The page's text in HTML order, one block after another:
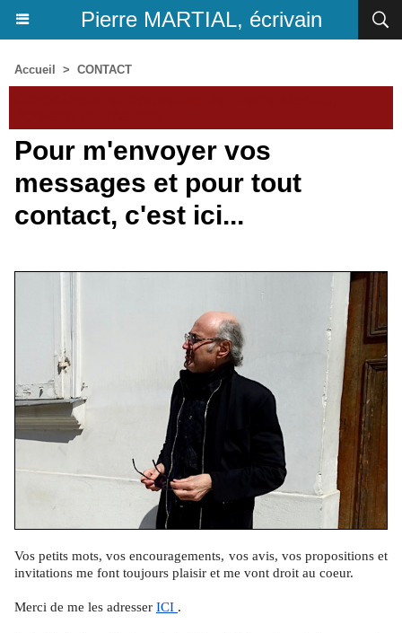
Pierre MARTIAL, écrivain
Accueil > CONTACT
Pour m'envoyer vos
messages et pour tout
contact, c'est ici...
Vos petits mots, vos encouragements, vos avis, vos propositions et
invitations me font toujours plaisir et me vont droit au coeur.
Merci de me les adresser ICI .